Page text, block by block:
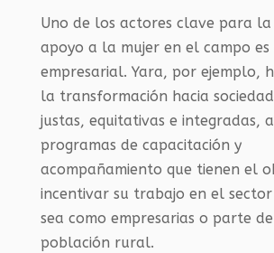
Uno de los actores clave para la
apoyo a la mujer en el campo
empresarial. Yara, por ejemplo,
la transformación hacia
justas, equitativas e integradas,
programas de capacitación y
acompañamiento que tienen el
incentivar su trabajo en el
sea como empresarias o parte
población rural.